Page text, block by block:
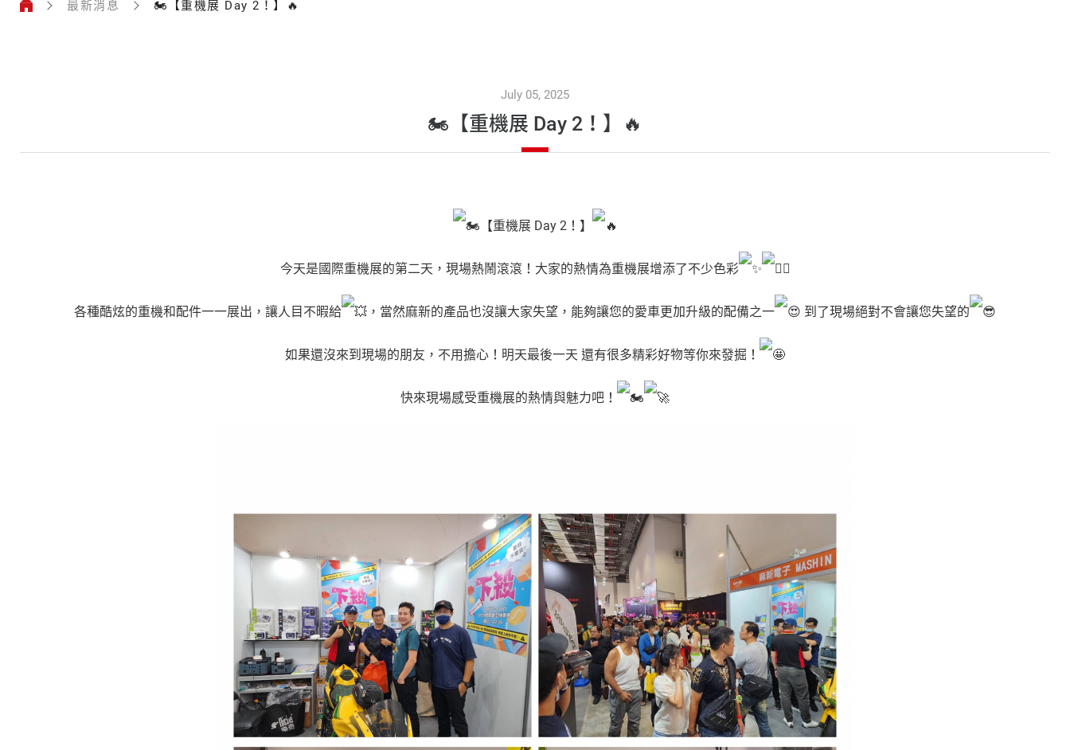
最新消息 🏍️【重機展 Day 2！】🔥
July 05, 2025
🏍️【重機展 Day 2！】🔥
【重機展 Day 2！】
今天是國際重機展的第二天，現場熱鬧滾滾！大家的熱情為重機展增添了不少色彩
各種酷炫的重機和配件一一展出，讓人目不暇給 ，當然麻新的產品也沒讓大家失望，能夠讓您的愛車更加升級的配備之一 到了現場絕對不會讓您失望的
如果還沒來到現場的朋友，不用擔心！明天最後一天 還有很多精彩好物等你來發掘！
快來現場感受重機展的熱情與魅力吧！